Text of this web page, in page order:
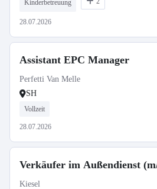
Kinderbetreuung
28.07.2026
Assistant EPC Manager
Perfetti Van Melle
SH
Vollzeit
28.07.2026
Verkäufer im Außendienst
Kiesel